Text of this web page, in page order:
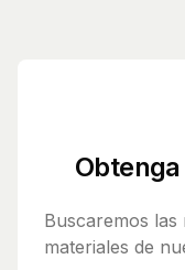
Buscaremos
materiales de